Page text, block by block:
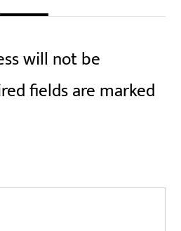
will not be
fields are marked